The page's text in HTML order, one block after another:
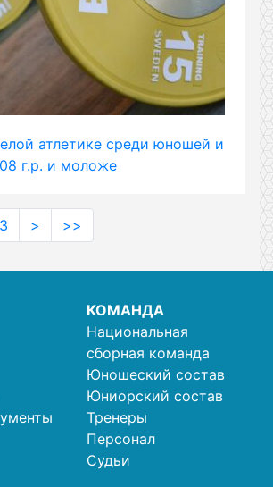
атлетике среди юношей и
г.р. и моложе
> >>
КОМАНДА
Национальная
сборная команда
Юношеский состав
Юниорский состав
Тренеры
Персонал
Судьи